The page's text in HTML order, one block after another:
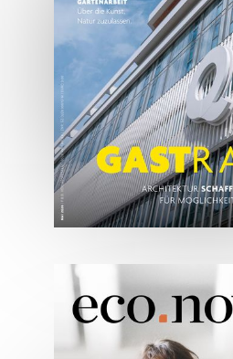
JETZT
ONLINE
05/2026